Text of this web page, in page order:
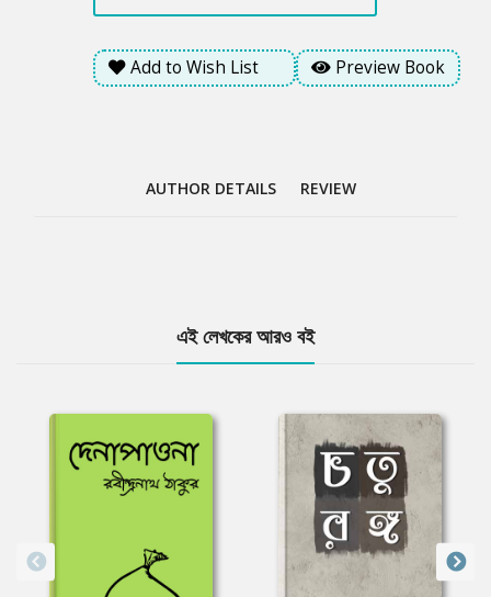
Add to Wish List Preview Book
AUTHOR DETAILS REVIEW
এই লেখকের আরও বই